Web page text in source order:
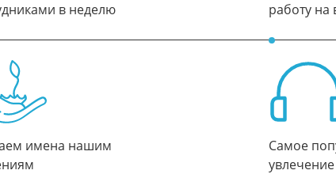
в неделю
работу на
имена нашим
Самое